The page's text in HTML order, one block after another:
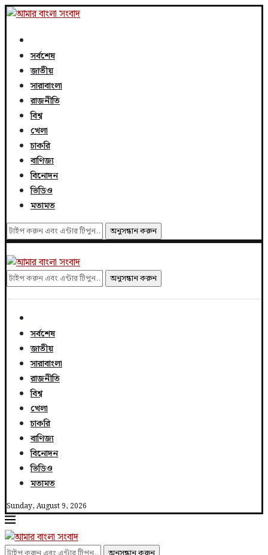
সর্বশেষ
জাতীয়
সারাবাংলা
রাজনীতি
বিশ্ব
খেলা
চাকরি
বাণিজ্য
বিনোদন
ভিডিও
মতামত
অনুসন্ধান করুন
অনুসন্ধান করুন
সর্বশেষ
জাতীয়
সারাবাংলা
রাজনীতি
বিশ্ব
খেলা
চাকরি
বাণিজ্য
বিনোদন
ভিডিও
মতামত
Sunday, August 9, 2026